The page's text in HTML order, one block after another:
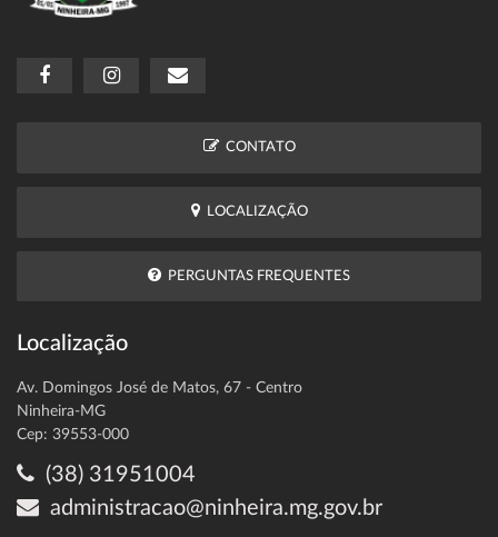
CONTATO
LOCALIZAÇÃO
PERGUNTAS FREQUENTES
Localização
Av. Domingos José de Matos, 67 - Centro
Ninheira-MG
Cep: 39553-000
(38) 31951004
administracao@ninheira.mg.gov.br